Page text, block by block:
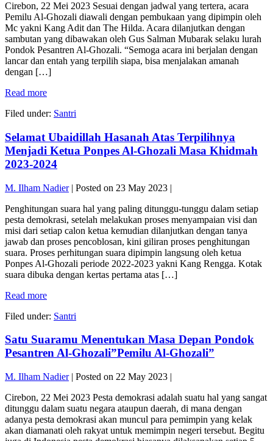
Cirebon, 22 Mei 2023 Sesuai dengan jadwal yang tertera, acara
Pemilu Al-Ghozali diawali dengan pembukaan yang dipimpin oleh
Mc yakni Kang Adit dan The Hilda. Acara dilanjutkan dengan
sambutan yang dibawakan oleh Gus Salman Mubarak selaku lurah
Pondok Pesantren Al-Ghozali. “Semoga acara ini berjalan dengan
lancar dan entah yang terpilih siapa, bisa menjalakan amanah
dengan […]
Read morePemilu
Ghozali
Filed under: Santri
Selamat Ubaidillah Hasanah Atas Terpilihnya
Menjadi Ketua Ponpes Al-Ghozali Masa Khidmah
2023-2024
M. Ilham Nadier| Posted on 23 May 2023 |
Penghitungan suara hal yang paling ditunggu-tunggu dalam setiap
pesta demokrasi, setelah melakukan proses menyampaian visi dan
misi dari setiap calon ketua kemudian dilanjutkan dengan tanya
jawab dan proses pencoblosan, kini giliran proses penghitungan
suara. Proses perhitungan suara dipimpin langsung oleh ketua
Ponpes Al-Ghozali periode 2022-2023 yakni Kang Rengga. Kotak
suara dibuka dengan kertas pertama atas […]
Read moreSelamat
Hasanah
Terpilihnya
Menjadi
Ketua
Ponpes
Al-
Ghozali
Masa
Khidmah
2023-
2024
Filed under: Santri
Satu Suaramu Menentukan Masa Depan Pondok
Pesantren Al-Ghozali”Pemilu Al-Ghozali”
M. Ilham Nadier| Posted on 22 May 2023 |
Cirebon, 22 Mei 2023 Pesta demokrasi adalah suatu hal yang sangat
ditunggu dalam suatu negara ataupun daerah, di mana dengan
adanya pesta demokrasi akan muncul para pemimpin yang kelak
akan diamanati oleh rakyat untuk memimpin negeri tersebut. Begitu